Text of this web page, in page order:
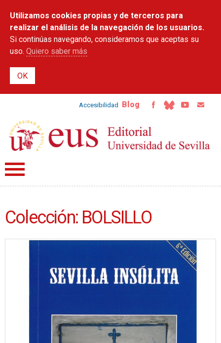
contenido
principal
Utilizamos cookies propias y de terceros para
realizar el análisis de la navegación de los usuarios.
Si continúas navegando, consideramos que aceptas su
uso. Quiero saber más
Accesibilidad Blog
Colección: BOLSILLO